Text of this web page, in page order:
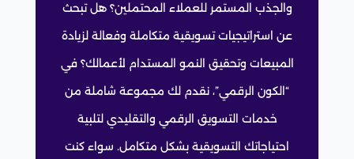
والجذب المستمر للعملاء المحتملين؟ هل تبحث
عن استراتيجيات تسويقية متكاملة وفعالة لزيادة
المبيعات وتحقيق النمو المستدام لأعمالك؟ في
“الكون الرقمي”، نقدم لك مجموعة شاملة من
خدمات التسويق الرقمي والتقليدي لتلبية
احتياجاتك التسويقية بشكل متكامل. سواء كنت